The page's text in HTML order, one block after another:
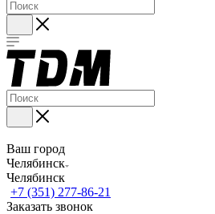
Ваш город
Челябинск
Челябинск
+7 (351) 277-86-21
Заказать звонок